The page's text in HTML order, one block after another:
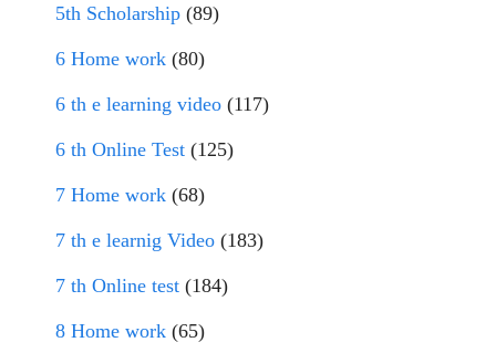
5th Scholarship (89)
6 Home work (80)
6 th e learning video (117)
6 th Online Test (125)
7 Home work (68)
7 th e learnig Video (183)
7 th Online test (184)
8 Home work (65)